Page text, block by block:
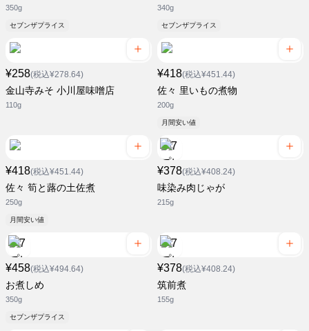
350g
セブンザプライス
340g
セブンザプライス
¥258(税込¥278.64)
金山寺みそ 小川屋味噌店
110g
¥418(税込¥451.44)
佐々 里いもの煮物
200g
月間安い値
¥418(税込¥451.44)
佐々 筍と蕗の土佐煮
250g
月間安い値
¥378(税込¥408.24)
味染み肉じゃが
215g
¥458(税込¥494.64)
お煮しめ
350g
セブンザプライス
¥378(税込¥408.24)
筑前煮
155g